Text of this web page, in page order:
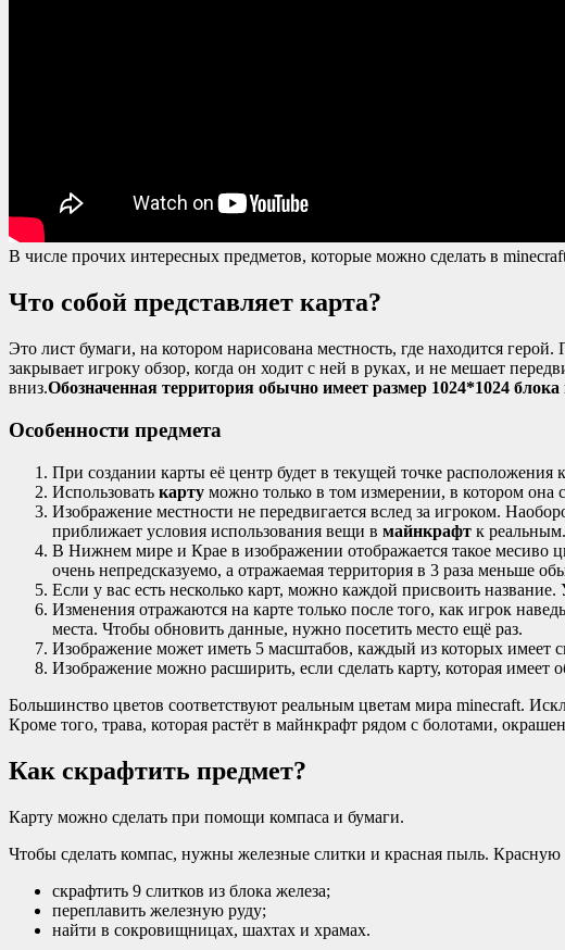
В числе прочих интересных предметов, которые можно сделать в
Что собой представляет карта?
Это лист бумаги, на котором нарисована местность, где находится
закрывает игроку обзор, когда он ходит с ней в руках, и не мешает
вниз.Обозначенная территория обычно имеет размер 1024*1024
Особенности предмета
При создании карты её центр будет в текущей точке расположения
Использовать карту можно только в том измерении, в котором она
Изображение местности не передвигается вслед за игроком.
приближает условия использования вещи в майнкрафт к реальным.
В Нижнем мире и Крае в изображении отображается такое месиво
очень непредсказуемо, а отражаемая территория в 3 раза меньше
Если у вас есть несколько карт, можно каждой присвоить
Изменения отражаются на карте только после того, как игрок
места. Чтобы обновить данные, нужно посетить место ещё раз.
Изображение может иметь 5 масштабов, каждый из которых имеет
Изображение можно расширить, если сделать карту, которая
Большинство цветов соответствуют реальным цветам мира minecraft.
Кроме того, трава, которая растёт в майнкрафт рядом с болотами,
Как скрафтить предмет?
Карту можно сделать при помощи компаса и бумаги.
Чтобы сделать компас, нужны железные слитки и красная пыль.
скрафтить 9 слитков из блока железа;
переплавить железную руду;
найти в сокровищницах, шахтах и храмах.